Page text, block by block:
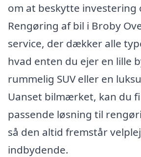
om at beskytte investering
Rengøring af bil i Broby
service, der dækker alle
hvad enten du ejer en lille
rummelig SUV eller en
Uanset bilmærket, kan du
passende løsning til
så den altid fremstår
indbydende.